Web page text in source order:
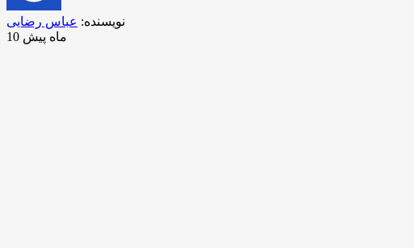
نویسنده: عباس رضایی
10 ماه پیش